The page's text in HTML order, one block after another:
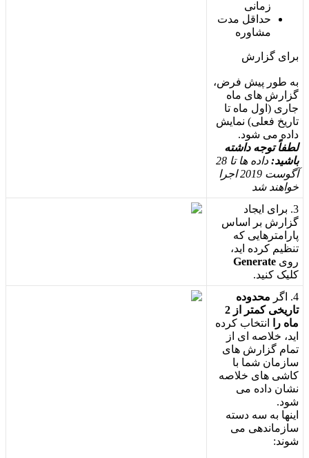
ز مانی
حد قل مدت
مشاوره
بر ی گز ر ش
به طور پیش فرض،
گز ر ش های ماه
جار ی ( ول ماه تا
تار یخ فعلی) نمایش
د اده می شود.
لطفا توجه داشته
باشید: داده ها تا 28
آگوست 2019 اجرا
خواهند شد
3
. بر ی یجاد
گز ر ش بر ساس
پار مترهایی که
تنظیم کرده ید،
ر وی Generate
کلیک کنید.
4
. اگر محدوده
تاریخی کمتر از 2
ماه ر نتخاب کرده
ید، خلصه ی ز
تمام گز ر ش های
ساز مان شما با
کاشی های خلصه
نشان د اده می
شود.
ینها به سه دسته
ساز ماندهی می
شوند: